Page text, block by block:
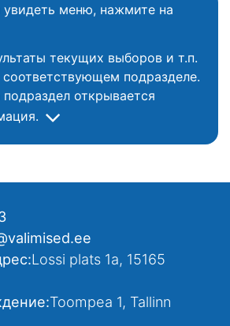
увидеть меню, нажмите на
текущих выборов и т.п.
подразделе.
открывается
Lossi plats 1a, 15165
Toompea 1, Tallinn